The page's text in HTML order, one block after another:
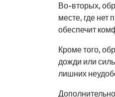
Во-вторых,
месте, где
обеспечит
Кроме того,
дожди или
лишних